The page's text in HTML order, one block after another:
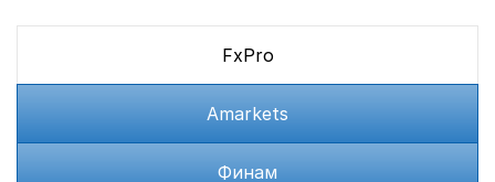
FxPro
Amarkets
Финам